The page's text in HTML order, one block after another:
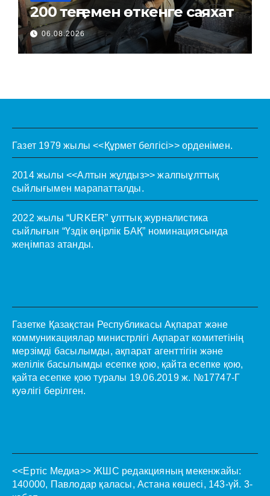
200 теңгемен өткенге саяхат
06.08.2026
Газет 1979 жылы <<Құрмет белгісі>> орденімен.
2014 жылы <<Алтын жұлдыз>> жалпыұлттық
сыйлығымен марапатталды.
2022 жылы “URKER” ұлттық журналистика
сыйлығын “Үздік өңірлік БАҚ” номинациясында
жеңімпаз атанды.
Газетке Қазақстан Республикасы Ақпарат және
коммуникациялар министрлігі Ақпарат комитетінің
мерзімді басылымды, ақпарат агенттігін және
желілік басылымды есепке қою, қайта есепке қою,
қайта есепке қою туралы 19.06.2019 ж. №17747-Г
куәлігі берілген.
<<Ертіс Медиа>> ЖШС редакцияның мекенжайы:
140000, Павлодар қаласы, Астана көшесі, 143-үй. 3-